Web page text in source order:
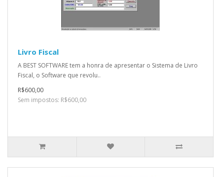
Livro Fiscal
A BEST SOFTWARE tem a honra de apresentar o Sistema de Livro
Fiscal, o Software que revolu..
R$600,00
Sem impostos: R$600,00